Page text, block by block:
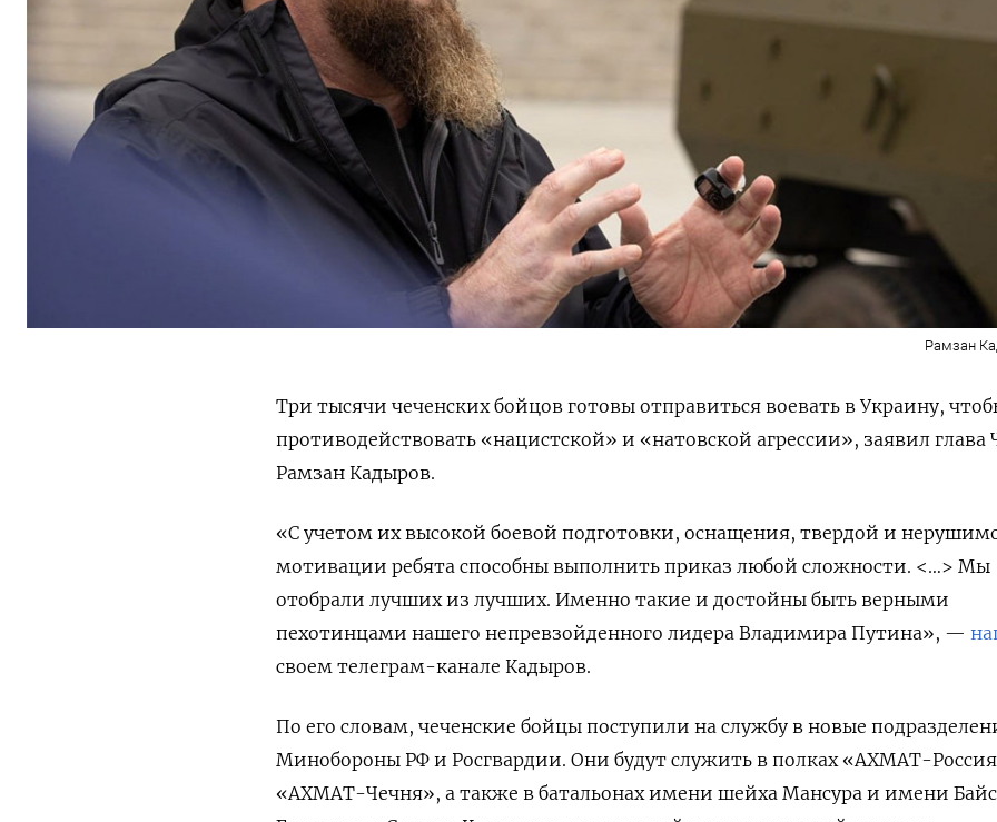
Рамзан
Три тысячи чеченских бойцов готовы отправиться воевать в Украину,
противодействовать «нацистской» и «натовской агрессии», заявил глава
Рамзан Кадыров.
«С учетом их высокой боевой подготовки, оснащения, твердой и
мотивации ребята способны выполнить приказ любой сложности. <…> Мы
отобрали лучших из лучших. Именно такие и достойны быть верными
пехотинцами нашего непревзойденного лидера Владимира Путина», —
своем телеграм-канале Кадыров.
По его словам, чеченские бойцы поступили на службу в новые
Минобороны РФ и Росгвардии. Они будут служить в полках «АХМАТ-
«АХМАТ-Чечня», а также в батальонах имени шейха Мансура и имени